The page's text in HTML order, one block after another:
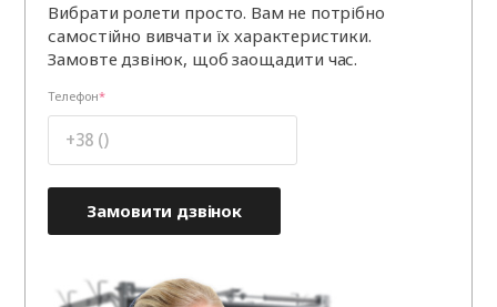
Вибрати ролети просто. Вам не потрібно
самостійно вивчати їх характеристики.
Замовте дзвінок, щоб заощадити час.
Телефон
Замовити дзвінок